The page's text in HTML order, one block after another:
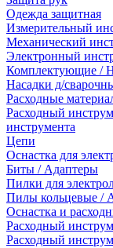
Одежда защитная
Измерительный
Механический
Электронный
Комплектующие /
Насадки д/
Расходные
Расходный
инструмента
Цепи
Оснастка для
Биты / Адаптеры
Пилки для
Пилы кольцевые /
Оснастка и
Расходный
Расходный